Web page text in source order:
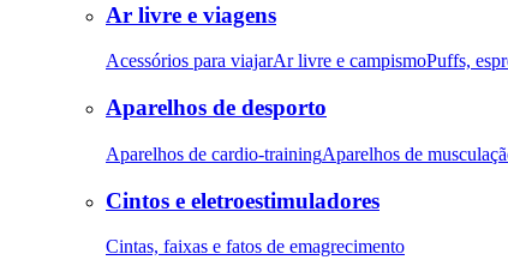
Ar livre e viagens
Acessórios para viajarAr livre e campismoPuffs,
Aparelhos de desporto
Aparelhos de cardio-trainingAparelhos de
Cintos e eletroestimuladores
Cintas, faixas e fatos de emagrecimento